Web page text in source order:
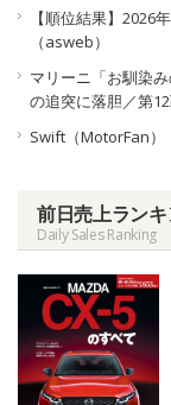
【順位結果】
（asweb）
マリーニ「お馴染
の追突に落胆／第
Swift（MotorFan）
前日売上ラン
Daily Sales Ranking